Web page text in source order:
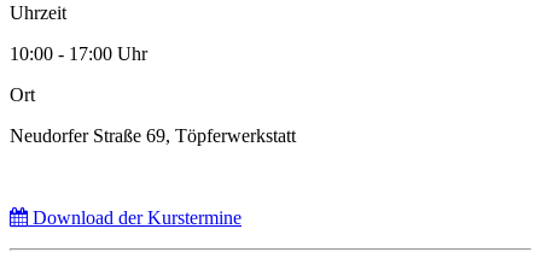
Uhrzeit
10:00 - 17:00 Uhr
Ort
Neudorfer Straße 69, Töpferwerkstatt
Download der Kurstermine